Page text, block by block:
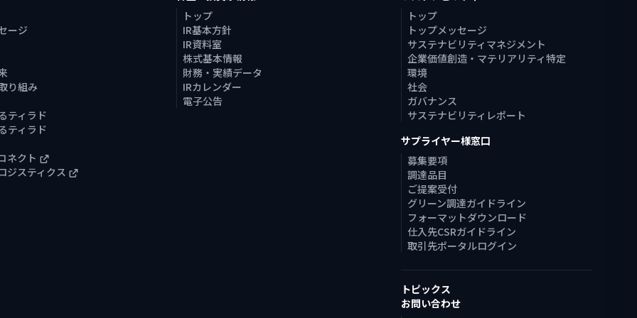
ージ
り組み
ティラド
ティラド
ネクト
ジスティクス
トップ
IR基本方針
IR資料室
株式基本情報
財務・実績データ
IRカレンダー
電子公告
トップ
トップメッセージ
サステナビリティマネジメント
企業価値創造・マテリアリティ特定
環境
社会
ガバナンス
サステナビリティレポート
サプライヤー様窓口
募集要項
調達品目
ご提案受付
グリーン調達ガイドライン
フォーマットダウンロード
仕入先CSRガイドライン
取引先ポータルログイン
トピックス
お問い合わせ